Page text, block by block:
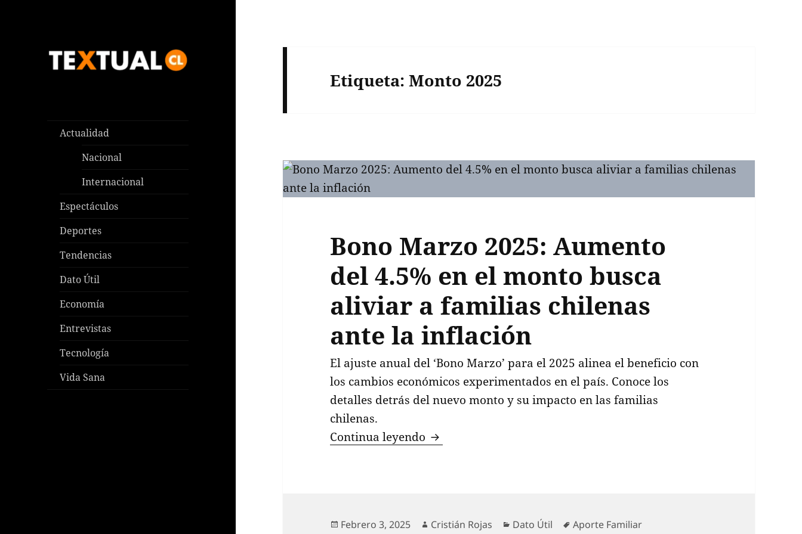
Actualidad
Nacional
Internacional
Espectáculos
Deportes
Tendencias
Dato Útil
Economía
Entrevistas
Tecnología
Vida Sana
Etiqueta:Monto 2025
Bono Marzo 2025: Aumento
del 4.5% en el monto busca
aliviar a familias chilenas
ante la inflación
El ajuste anual del ‘Bono Marzo’ para el 2025 alinea el beneficio con
los cambios económicos experimentados en el país. Conoce los
detalles detrás del nuevo monto y su impacto en las familias
chilenas.
Continua leyendo Bono Marzo 2025: Aumento del 4.5% en el monto busca aliviar a
Publicado
Febrero 3, 2025 Autor
Cristián Rojas Categorías
Dato Útil Etiquetas
Aporte Familiar